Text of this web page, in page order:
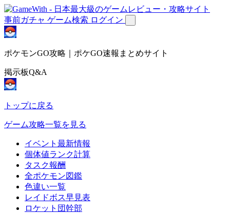
事前ガチャ ゲーム検索 ログイン
ポケモンGO攻略｜ポケGO速報まとめサイト
掲示板Q&A
トップに戻る
ゲーム攻略一覧を見る
イベント最新情報
個体値ランク計算
タスク報酬
全ポケモン図鑑
色違い一覧
レイドボス早見表
ロケット団幹部